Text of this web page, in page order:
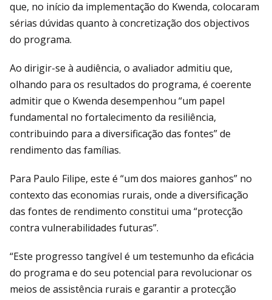
que, no início da implementação do Kwenda, colocaram
sérias dúvidas quanto à concretização dos objectivos
do programa.
Ao dirigir-se à audiência, o avaliador admitiu que,
olhando para os resultados do programa, é coerente
admitir que o Kwenda desempenhou “um papel
fundamental no fortalecimento da resiliência,
contribuindo para a diversificação das fontes” de
rendimento das famílias.
Para Paulo Filipe, este é “um dos maiores ganhos” no
contexto das economias rurais, onde a diversificação
das fontes de rendimento constitui uma “protecção
contra vulnerabilidades futuras”.
“Este progresso tangível é um testemunho da eficácia
do programa e do seu potencial para revolucionar os
meios de assistência rurais e garantir a protecção